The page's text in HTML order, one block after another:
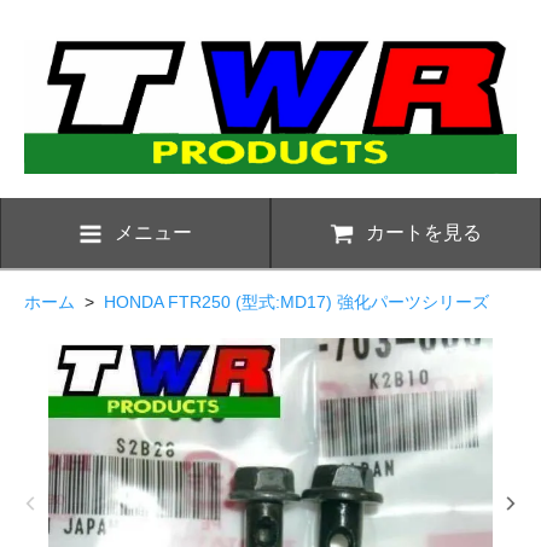
メニュー カートを見る
ホーム > HONDA FTR250 (型式:MD17) 強化パーツシリーズ